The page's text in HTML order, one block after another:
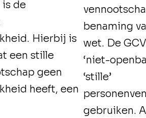
de
Hierbij is
een stille
geen
heeft, een
benaming
wet. De
‘niet-
‘stille’
gebruiken.